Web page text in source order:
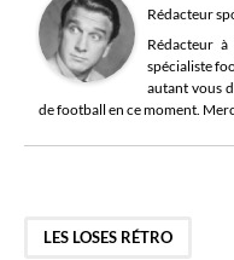
Rédacteur
Rédacteur
spécialiste
autant vous
de football en ce moment.
LES LOSES RÉTRO